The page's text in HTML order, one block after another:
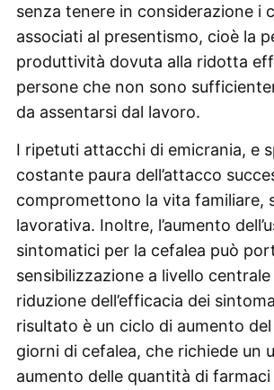
senza tenere in considerazione i
associati al presentismo, cioè la
produttività dovuta alla ridotta
persone che non sono
da assentarsi dal lavoro.
I ripetuti attacchi di emicrania, e
costante paura dell’attacco
compromettono la vita familiare,
lavorativa. Inoltre, l’aumento
sintomatici per la cefalea può
sensibilizzazione a livello centrale
riduzione dell’efficacia dei
risultato è un ciclo di aumento
giorni di cefalea, che richiede un
aumento delle quantità di